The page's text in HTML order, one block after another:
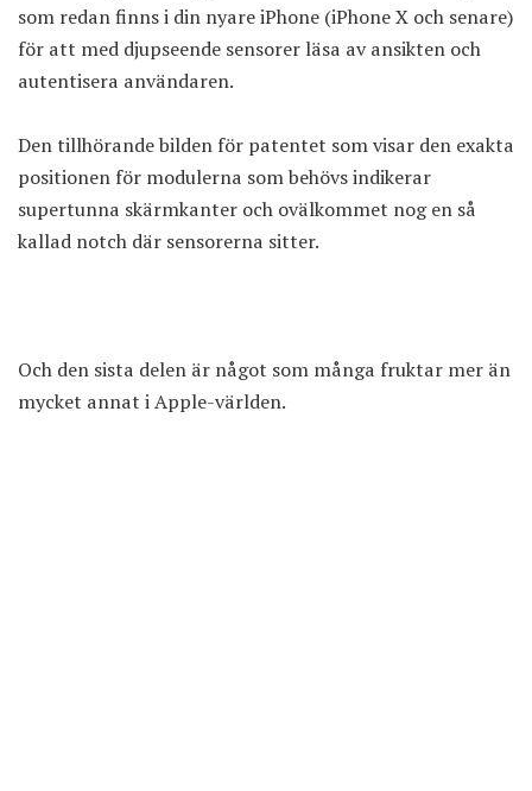
som redan finns i din nyare iPhone (iPhone X och senare)
för att med djupseende sensorer läsa av ansikten och
autentisera användaren.
Den tillhörande bilden för patentet som visar den exakta
positionen för modulerna som behövs indikerar
supertunna skärmkanter och ovälkommet nog en så
kallad notch där sensorerna sitter.
Och den sista delen är något som många fruktar mer än
mycket annat i Apple-världen.